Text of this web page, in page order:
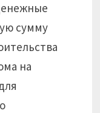
сумму
на